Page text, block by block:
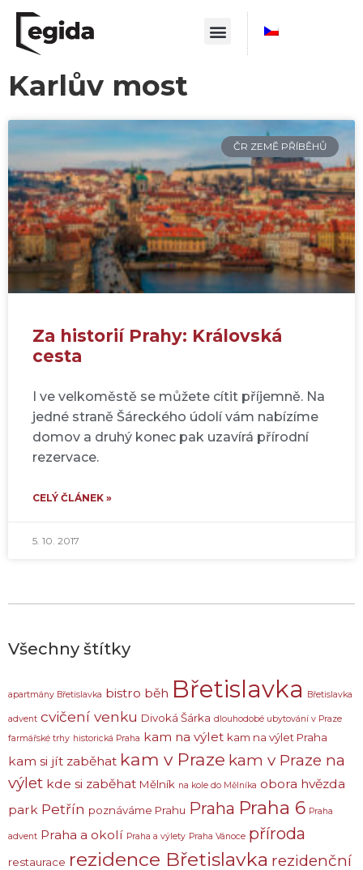
Karlův most
ČR ZEMĚ PŘÍBĚHŮ
Za historií Prahy: Královská
cesta
I ve velkoměstě se můžete cítit příjemně. Na
jedné straně Šáreckého údolí vám nabízíme
domov a druhý konec pak uzavírá přírodní
rezervace.
CELÝ ČLÁNEK »
5. 10. 2017
Všechny štítky
apartmány Břetislavka bistro běh Břetislavka Břetislavka
advent cvičení venku Divoká Šárka dlouhodobé ubytování v Praze
farmářské trhy historická Praha kam na výlet kam na výlet Praha
kam si jít zaběhat kam v Praze kam v Praze na
výlet kde si zaběhat Mělník na kole do Mělníka obora hvězda
park Petřín poznáváme Prahu Praha Praha 6 Praha
advent Praha a okolí Praha a výlety Praha Vánoce příroda
restaurace rezidence Břetislavka rezidenční